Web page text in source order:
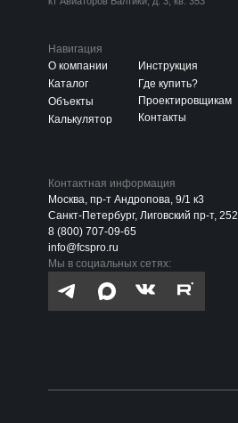
Навигация
О компании
Каталог
Объекты
Калькулятор
Инструкция
Где купить?
Проектировщикам
Контакты
Контактная информация
Москва, пр-т Андропова, 9/1 к3
Санкт-Петербург, Лиговский пр-т, 252
8 (800) 707-09-65
info@fcspro.ru
Мы в социальных сетях: